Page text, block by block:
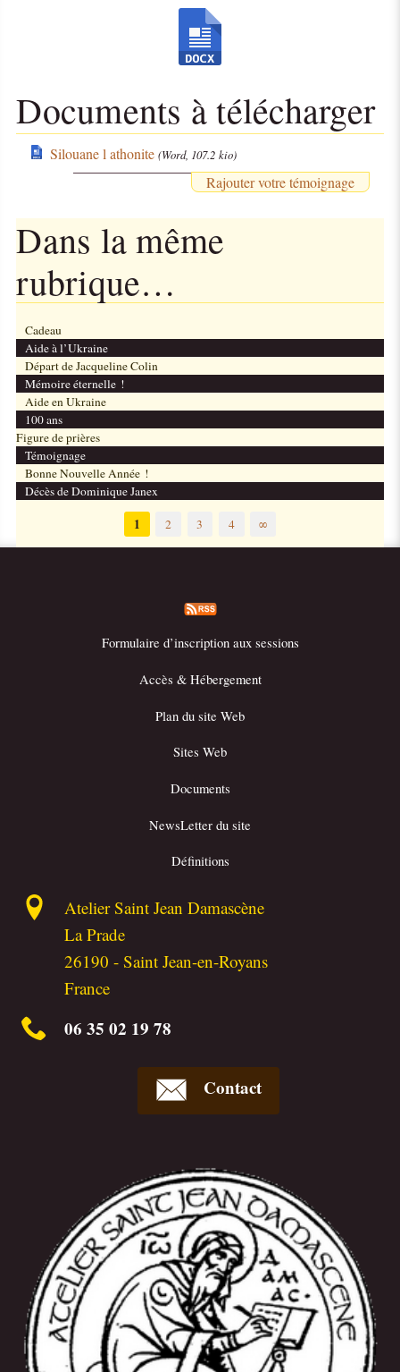
Documents à télécharger
Silouane l athonite (Word, 107.2 kio)
Rajouter votre témoignage
Dans la même
rubrique…
Cadeau
Aide à l’Ukraine
Départ de Jacqueline Colin
Mémoire éternelle !
Aide en Ukraine
100 ans
Figure de prières
Témoignage
Bonne Nouvelle Année !
Décès de Dominique Janex
1 2 3 4 ∞
Formulaire d’inscription aux sessions
Accès & Hébergement
Plan du site Web
Sites Web
Documents
NewsLetter du site
Définitions
Atelier Saint Jean Damascène
La Prade
26190 -Saint Jean-en-Royans
France
06 35 02 19 78
Contact